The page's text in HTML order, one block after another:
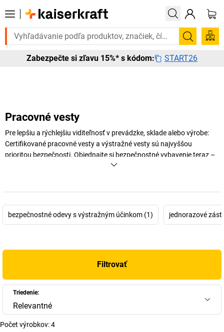
Potrebujete to urgentne? Vybrané bestsellery
Zabezpečte si zľavu 15%* s kódom: START26
Pracovné vesty
Pre lepšiu a rýchlejšiu viditeľnosť v prevádzke, sklade alebo výrobe:
Certifikované pracovné vesty a výstražné vesty sú najvyššou
prioritou bezpečnosti. Objednajte si bezpečnostné vybavenie teraz –
či už ide o výstražné ochranné vesty, pracovné vesty, vesty s tepelnou
bezpečnostné odevy s výstražným účinkom (1) jednorazové
Filtrovať
Triedenie:
Relevantné
Počet výrobkov:4